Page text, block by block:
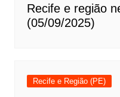
Recife e região
(05/09/2025)
Recife e Região (PE)